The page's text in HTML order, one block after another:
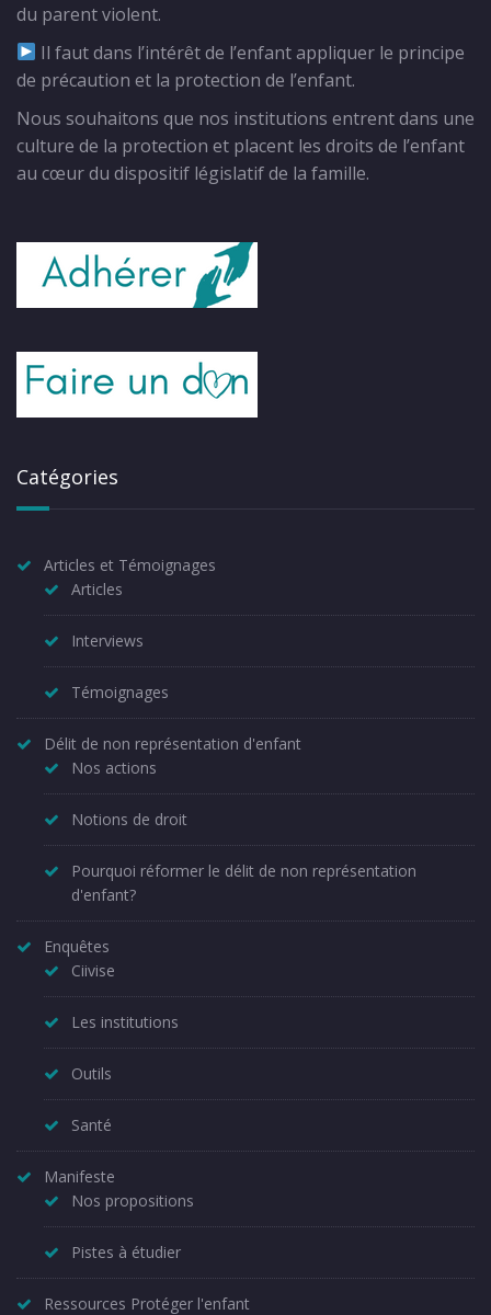
du parent violent.
Il faut dans l’intérêt de l’enfant appliquer le principe
de précaution et la protection de l’enfant.
Nous souhaitons que nos institutions entrent dans une
culture de la protection et placent les droits de l’enfant
au cœur du dispositif législatif de la famille.
Catégories
Articles et Témoignages
Articles
Interviews
Témoignages
Délit de non représentation d'enfant
Nos actions
Notions de droit
Pourquoi réformer le délit de non représentation
d'enfant?
Enquêtes
Ciivise
Les institutions
Outils
Santé
Manifeste
Nos propositions
Pistes à étudier
Ressources Protéger l'enfant